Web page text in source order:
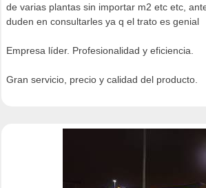
de varias plantas sin importar m2 etc etc,
duden en consultarles ya q el trato es genial
Empresa líder. Profesionalidad y eficiencia.
Gran servicio, precio y calidad del producto.